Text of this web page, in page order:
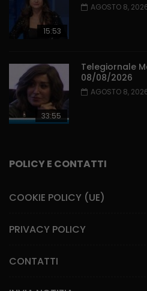
15:53
AGOSTO 8,
33:55
Telegiornale
08/08/2026
AGOSTO 8,
POLICY E CONTATTI
COOKIE POLICY (UE)
PRIVACY POLICY
CONTATTI